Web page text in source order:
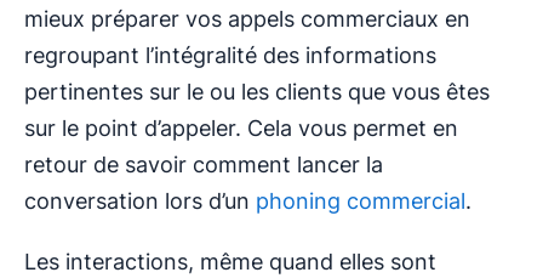
mieux préparer vos appels commerciaux en
regroupant l’intégralité des informations
pertinentes sur le ou les clients que vous êtes
sur le point d’appeler. Cela vous permet en
retour de savoir comment lancer la
conversation lors d’un phoning commercial.
Les interactions, même quand elles sont